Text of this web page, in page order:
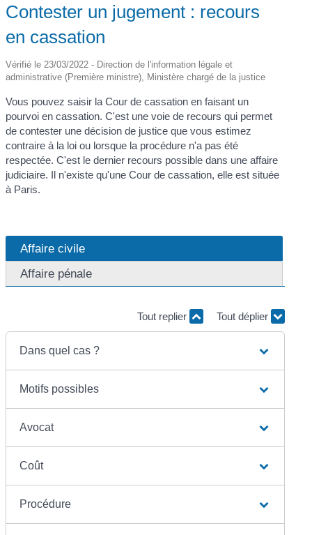
Contester un jugement : recours
en cassation
Vérifié le 23/03/2022 - Direction de l'information légale et
administrative (Première ministre), Ministère chargé de la justice
Vous pouvez saisir la Cour de cassation en faisant un
pourvoi en cassation. C'est une voie de recours qui permet
de contester une décision de justice que vous estimez
contraire à la loi ou lorsque la procédure n'a pas été
respectée. C'est le dernier recours possible dans une affaire
judiciaire. Il n'existe qu'une Cour de cassation, elle est située
à Paris.
Affaire civile
Affaire pénale
Tout replier Tout déplier
Dans quel cas ?
Motifs possibles
Avocat
Coût
Procédure